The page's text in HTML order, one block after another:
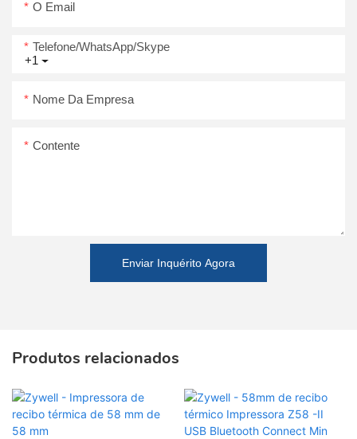
O Email
+1
Telefone/WhatsApp/Skype
Nome Da Empresa
Contente
Enviar Inquérito Agora
Produtos relacionados